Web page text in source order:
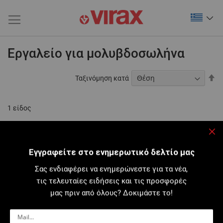
Εργαλείο για μολυβδοσωλήνα
1 είδος
Ταξινόμηση κατά
Εγγραφείτε στο ενημερωτικό δελτίο μας
Σας ενδιαφέρει να ενημερώνεστε για τα νέα,
τις τελευταίες ειδήσεις και τις προσφορές
μας πριν από όλους? Δοκιμάστε το!